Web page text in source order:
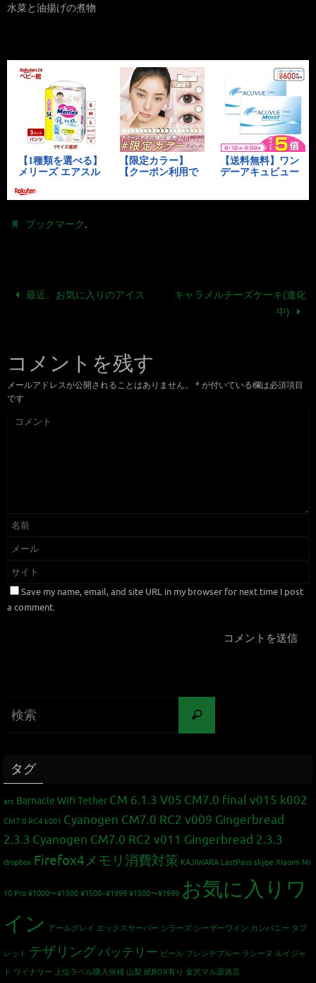
水菜と油揚げの煮物
ブックマーク.
最近、お気に入りのアイス
キャラメルチーズケーキ(進化
中)
コメントを残す
メールアドレスが公開されることはありません。 * が付いている欄は必須項目
です
Save my name, email, and site URL in my browser for next time I post
a comment.
タグ
arc Barnacle Wifi Tether CM 6.1.3 V05 CM7.0 final v015 k002
CM7.0 RC4 k001 Cyanogen CM7.0 RC2 v009 Gingerbread
2.3.3 Cyanogen CM7.0 RC2 v011 Gingerbread 2.3.3
dropbox Firefox4メモリ消費対策 KAJIWARA LastPass skype Xiaomi Mi
10 Pro ¥1000〜¥1500 ¥1500~¥1999 ¥1500〜¥1999 お気に入りワ
イン アールグレイ エックスサーバー シラーズ シーザーワイン カンパニー タブ
レット テザリングバッテリー ビール フレンチブルー ラシーヌ ルイジャ
ド ワイナリー 上位ラベル購入候補 山梨 紙BOX有り 金沢マル源酒店